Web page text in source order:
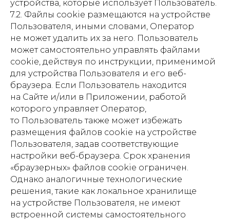
устройства, которые использует Пользователь.
7.2. Файлы cookie размещаются на устройстве
Пользователя, иными словами, Оператор
не может удалить их за него. Пользователь
может самостоятельно управлять файлами
cookie, действуя по инструкции, применимой
для устройства Пользователя и его веб-
браузера. Если Пользователь находится
на Сайте и/или в Приложении, работой
которого управляет Оператор,
то Пользователь также может избежать
размещения файлов cookie на устройстве
Пользователя, задав соответствующие
настройки веб-браузера. Срок хранения
«браузерных» файлов cookie ограничен.
Однако аналогичные технологические
решения, такие как локальное хранилище
на устройстве Пользователя, не имеют
встроенной системы самостоятельного